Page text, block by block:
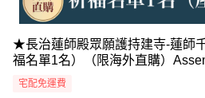
★長治蓮師殿眾願護持建寺-蓮師
福名單1名）（限海外直購）
宅配免運費